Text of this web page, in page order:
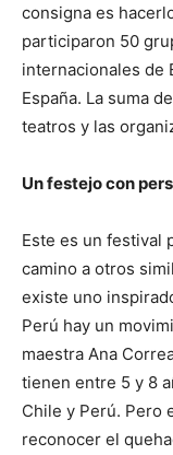
consigna es
participaron 50
internacionales de
España. La suma
teatros y las
Un festejo con
Este es un festival
camino a otros
existe uno
Perú hay un
maestra Ana
tienen entre 5 y 8
Chile y Perú. Pero
reconocer el